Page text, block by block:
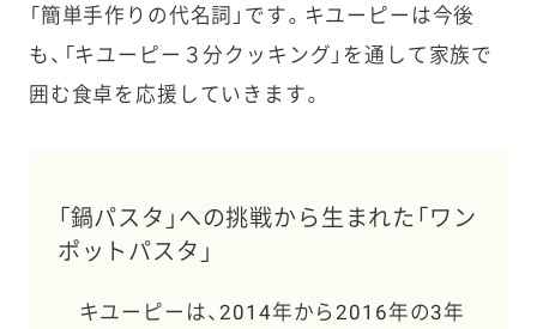
「簡単手作りの代名詞」です。キユーピーは今後
も、「キユーピー３分クッキング」を通して家族で
囲む食卓を応援していきます。
「鍋パスタ」への挑戦から生まれた「ワン
ポットパスタ」
キユーピーは、2014年から2016年の3年